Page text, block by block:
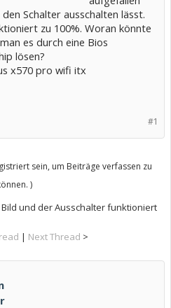
Schalter ausschalten lässt.
zu 100%. Woran könnte
es durch eine Bios
lösen?
x570 pro wifi itx
#1
sein, um Beiträge verfassen zu
)
und der Ausschalter funktioniert
| Next Thread >